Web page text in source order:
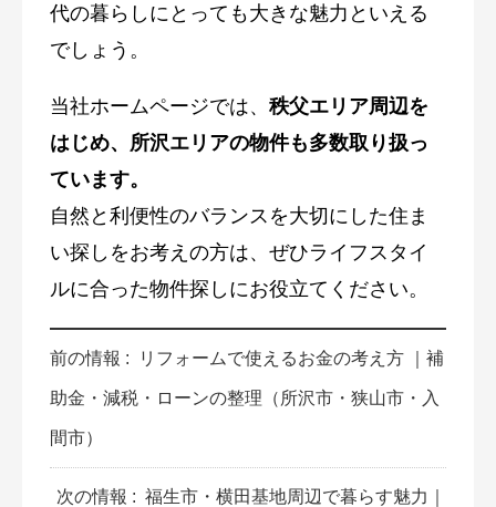
代の暮らしにとっても大きな魅力といえる
でしょう。
当社ホームページでは、 秩父エリア周辺を
はじめ、所沢エリアの物件も多数取り扱っ
ています。
自然と利便性のバランスを大切にした住ま
い探しをお考えの方は、ぜひライフスタイ
ルに合った物件探しにお役立てください。
前の情報 : リフォームで使えるお金の考え方 ｜補
助金・減税・ローンの整理（所沢市・狭山市・入
間市）
次の情報 : 福生市・横田基地周辺で暮らす魅力｜